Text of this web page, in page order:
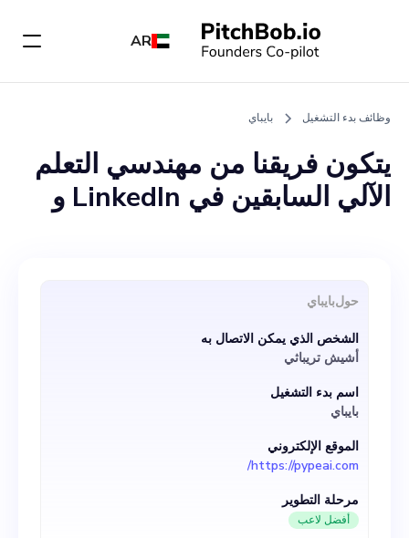
AR
وظائف بدء التشغيل بايباي
يتكون فريقنا من مهندسي التعلم
الآلي السابقين في LinkedIn و
نهجنا الفريد لمطالبات إعادة
نبحث حاليًا عن فرد متحمس
وموهوب للانضمام إلى فريقنا
الدور تطوير كل من برامج
الواجهة الأمامية والخلفية، مما
يضمن تحسين البرنامج لتحقيق
حولبايباي
الشخص الذي يمكن الاتصال به
أشيش تريباثي
اسم بدء التشغيل
بايباي
الموقع الإلكتروني
https://pypeai.com/
مرحلة التطوير
أفضل لاعب